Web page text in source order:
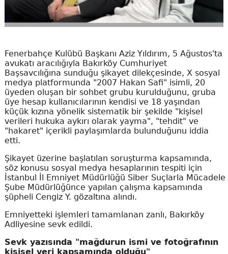
Fenerbahçe Kulübü Başkanı Aziz Yıldırım, 5 Ağustos'ta
avukatı aracılığıyla Bakırköy Cumhuriyet
Başsavcılığına sunduğu şikayet dilekçesinde, X sosyal
medya platformunda "2007 Hakan Safi" isimli, 20
üyeden oluşan bir sohbet grubu kurulduğunu, gruba
üye hesap kullanıcılarının kendisi ve 18 yaşından
küçük kızına yönelik sistematik bir şekilde "kişisel
verileri hukuka aykırı olarak yayma", "tehdit" ve
"hakaret" içerikli paylaşımlarda bulunduğunu iddia
etti.
Şikayet üzerine başlatılan soruşturma kapsamında,
söz konusu sosyal medya hesaplarının tespiti için
İstanbul İl Emniyet Müdürlüğü Siber Suçlarla Mücadele
Şube Müdürlüğünce yapılan çalışma kapsamında
şüpheli Cengiz Y. gözaltına alındı.
Emniyetteki işlemleri tamamlanan zanlı, Bakırköy
Adliyesine sevk edildi.
Sevk yazısında "mağdurun ismi ve fotoğrafının
kişisel veri kapsamında olduğu"